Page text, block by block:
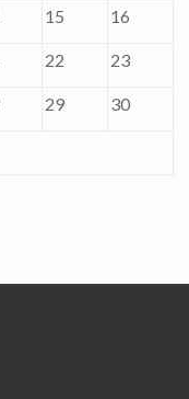
15 16
22 23
29 30